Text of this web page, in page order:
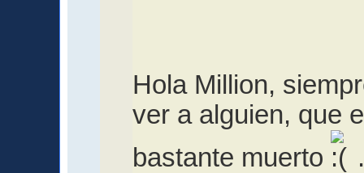
Hola Million,
ver a alguien, que
bastante muerto